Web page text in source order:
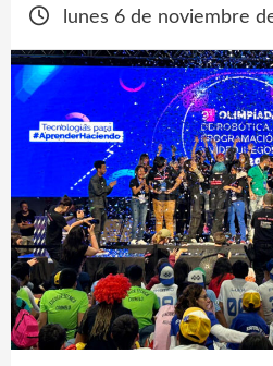
lunes 6 de noviembre